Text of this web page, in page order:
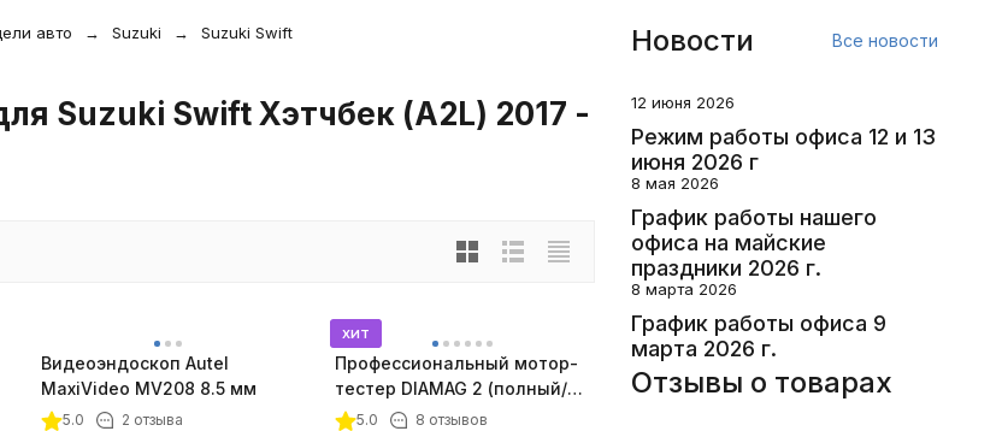
авто Suzuki
Suzuki Swift
Suzuki Swift Хэтчбек (A2L) 2017 -
Видеоэндоскоп Autel
MaxiVideo MV208 8.5 мм
5.0 2 отзыва
хит
Профессиональный мотор-
тестер DIAMAG 2 (полный/
максимальный комплект)
5.0 8 отзывов
Новости Все новости
12 июня 2026
Режим работы офиса 12 и 13
июня 2026 г
8 мая 2026
График работы нашего
офиса на майские
праздники 2026 г.
8 марта 2026
График работы офиса 9
марта 2026 г.
Отзывы о товарах